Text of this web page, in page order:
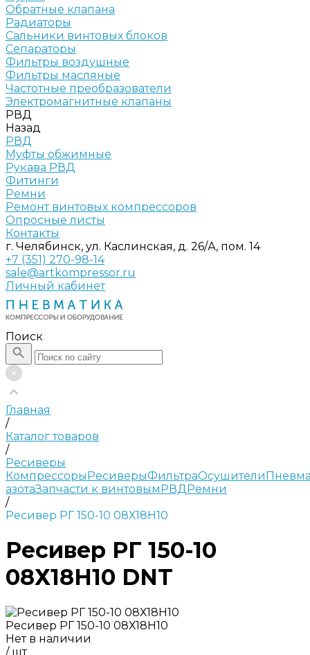
Обратные клапана
Радиаторы
Сальники винтовых блоков
Сепараторы
Фильтры воздушные
Фильтры масляные
Частотные преобразователи
Электромагнитные клапаны
РВД
Назад
РВД
Муфты обжимные
Рукава РВД
Фитинги
Ремни
Ремонт винтовых компрессоров
Опросные листы
Контакты
г. Челябинск, ул. Каслинская, д. 26/А, пом. 14
+7 (351) 270-98-14
sale@artkompressor.ru
Личный кабинет
Поиск
Главная
/
Каталог товаров
/
Ресиверы
КомпрессорыРесиверыФильтраОсушители
азотаЗапчасти к винтовымРВДРемни
/
Ресивер РГ 150-10 08Х18Н10
Ресивер РГ 150-10
08Х18Н10 DNT
Ресивер РГ 150-10 08Х18Н10
Нет в наличии
/ шт